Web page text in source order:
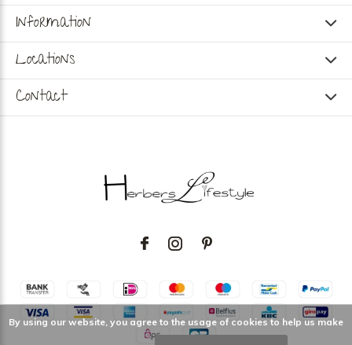
Information
Locations
Contact
By using our website, you agree to the usage of cookies to help us make